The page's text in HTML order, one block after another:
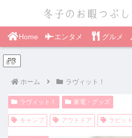
Home エンタメ グルメ
PR
ホーム ラヴィット！
ラヴィット！ 家電・グッズ
キャンプ アウトドア ラビット